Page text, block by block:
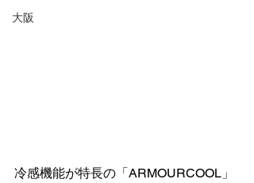
大阪
冷感機能が特長の「ARMOURCOOL」